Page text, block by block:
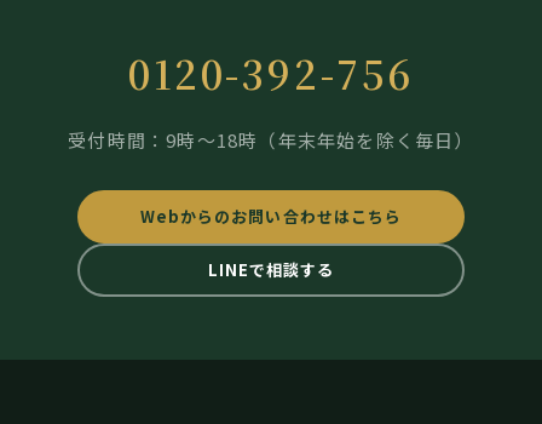
いたします。
2）個人情報の紛失、破壊、改ざん、および漏えい等を
個人情報の紛失、破壊、改ざん、および漏えい等を防止
するため、不正アクセス対策、ウイルス対策等の情報セ
キュリティ対策を行います。
0120-392-756
受付時間：9時～18時（年末年始を除く毎日）
Webからのお問い合わせはこちら
LINEで相談する